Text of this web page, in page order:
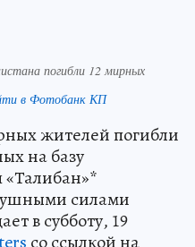
погибли 12 мирных
в Фотобанк КП
жителей погибли
на базу
силами
в субботу, 19